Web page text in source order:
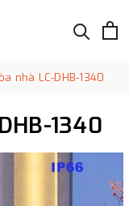
nhà LC-DHB-1340
1340